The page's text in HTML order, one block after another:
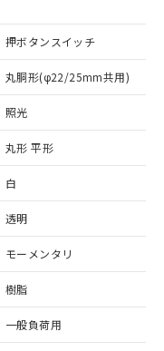
押ボタンスイッチ
丸胴形(φ22/25mm共用)
照光
丸形 平形
白
透明
モーメンタリ
樹脂
一般負荷用